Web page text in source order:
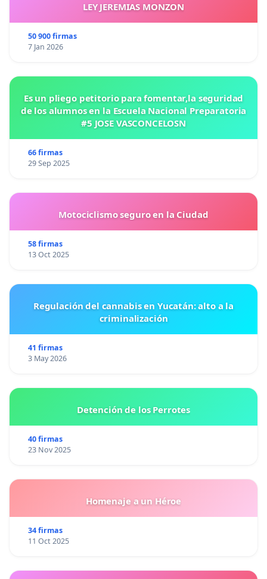
LEY JEREMIAS MONZON
50 900 firmas
7 Jan 2026
Es un pliego petitorio para fomentar,la seguridad
de los alumnos en la Escuela Nacional Preparatoria
#5 JOSE VASCONCELOSN
66 firmas
29 Sep 2025
Motociclismo seguro en la Ciudad
58 firmas
13 Oct 2025
Regulación del cannabis en Yucatán: alto a la
criminalización
41 firmas
3 May 2026
Detención de los Perrotes
40 firmas
23 Nov 2025
Homenaje a un Héroe
34 firmas
11 Oct 2025